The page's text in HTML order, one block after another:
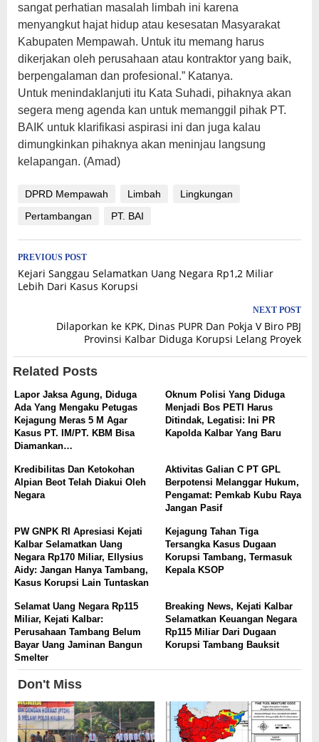
sangat perhatian masalah limbah ini karena
menyangkut hajat hidup atau kesesatan Masyarakat
Kabupaten Mempawah. Untuk itu memang harus
dikerjakan oleh perusahaan atau kontraktor yang baik,
berpengalaman dan profesional.” Katanya.
Untuk menindaklanjuti itu Kata Suhadi, pihaknya akan
segera meng agenda kan untuk memanggil pihak PT.
BAIK untuk klarifikasi aspirasi ini dan juga kalau
dimungkinkan pihaknya akan meninjau langsung
kelapangan. (Amad)
DPRD Mempawah Limbah
Lingkungan
Pertambangan
PT. BAI
Post
navigation
PREVIOUS POST
Kejari Sanggau Selamatkan Uang Negara Rp1,2 Miliar
Lebih Dari Kasus Korupsi
NEXT POST
Dilaporkan ke KPK, Dinas PUPR Dan Pokja V Biro PBJ
Provinsi Kalbar Diduga Korupsi Lelang Proyek
Related Posts
Lapor Jaksa Agung, Diduga
Ada Yang Mengaku Petugas
Kejagung Meras 5 M Agar
Kasus PT. IM/PT. KBM Bisa
Diamankan…
Oknum Polisi Yang Diduga
Menjadi Bos PETI Harus
Ditindak, Legatisi: Ini PR
Kapolda Kalbar Yang Baru
Kredibilitas Dan Ketokohan
Alpian Beot Telah Diakui Oleh
Negara
Aktivitas Galian C PT GPL
Berpotensi Melanggar Hukum,
Pengamat: Pemkab Kubu Raya
Jangan Pasif
PW GNPK RI Apresiasi Kejati
Kalbar Selamatkan Uang
Negara Rp170 Miliar, Ellysius
Aidy: Jangan Hanya Tambang,
Kasus Korupsi Lain Tuntaskan
Kejagung Tahan Tiga
Tersangka Kasus Dugaan
Korupsi Tambang, Termasuk
Kepala KSOP
Selamat Uang Negara Rp115
Miliar, Kejati Kalbar:
Perusahaan Tambang Belum
Bayar Uang Jaminan Bangun
Smelter
Breaking News, Kejati Kalbar
Selamatkan Keuangan Negara
Rp115 Miliar Dari Dugaan
Korupsi Tambang Bauksit
Don't Miss